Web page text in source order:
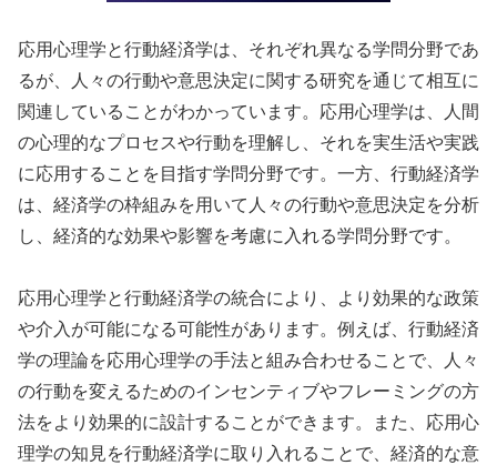
応用心理学と行動経済学は、それぞれ異なる学問分野であ
るが、人々の行動や意思決定に関する研究を通じて相互に
関連していることがわかっています。応用心理学は、人間
の心理的なプロセスや行動を理解し、それを実生活や実践
に応用することを目指す学問分野です。一方、行動経済学
は、経済学の枠組みを用いて人々の行動や意思決定を分析
し、経済的な効果や影響を考慮に入れる学問分野です。
応用心理学と行動経済学の統合により、より効果的な政策
や介入が可能になる可能性があります。例えば、行動経済
学の理論を応用心理学の手法と組み合わせることで、人々
の行動を変えるためのインセンティブやフレーミングの方
法をより効果的に設計することができます。また、応用心
理学の知見を行動経済学に取り入れることで、経済的な意